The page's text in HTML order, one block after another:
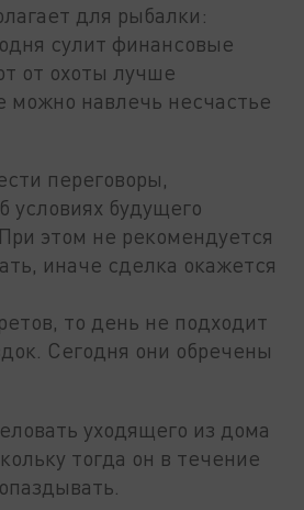
для рыбалки:
сулит финансовые
от охоты лучше
можно навлечь несчастье
переговоры,
условиях будущего
этом не рекомендуется
иначе сделка окажется
то день не подходит
Сегодня они обречены
уходящего из дома
тогда он в течение